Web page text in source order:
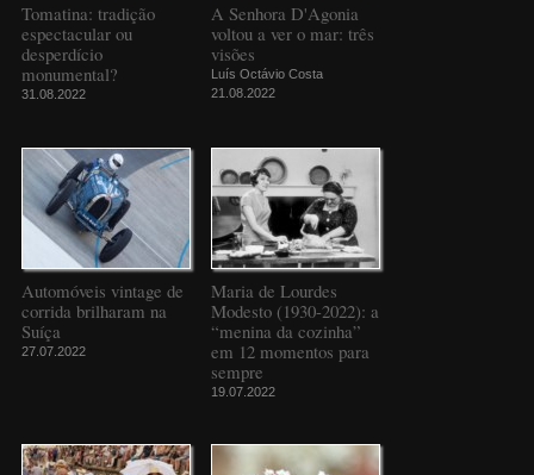
Tomatina: tradição
espectacular ou
desperdício
monumental?
31.08.2022
A Senhora D'Agonia
voltou a ver o mar: três
visões
Luís Octávio Costa
21.08.2022
Automóveis vintage de
corrida brilharam na
Suíça
27.07.2022
Maria de Lourdes
Modesto (1930-2022): a
“menina da cozinha”
em 12 momentos para
sempre
19.07.2022